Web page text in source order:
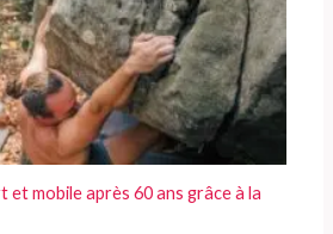
mobile après 60 ans grâce à la